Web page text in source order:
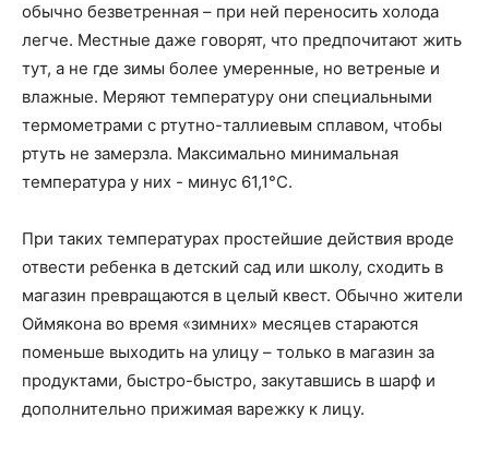
обычно безветренная – при ней переносить холода
легче. Местные даже говорят, что предпочитают жить
тут, а не где зимы более умеренные, но ветреные и
влажные. Меряют температуру они специальными
термометрами с ртутно-таллиевым сплавом, чтобы
ртуть не замерзла. Максимально минимальная
температура у них - минус 61,1°C.
При таких температурах простейшие действия вроде
отвести ребенка в детский сад или школу, сходить в
магазин превращаются в целый квест. Обычно жители
Оймякона во время «зимних» месяцев стараются
поменьше выходить на улицу – только в магазин за
продуктами, быстро-быстро, закутавшись в шарф и
дополнительно прижимая варежку к лицу.